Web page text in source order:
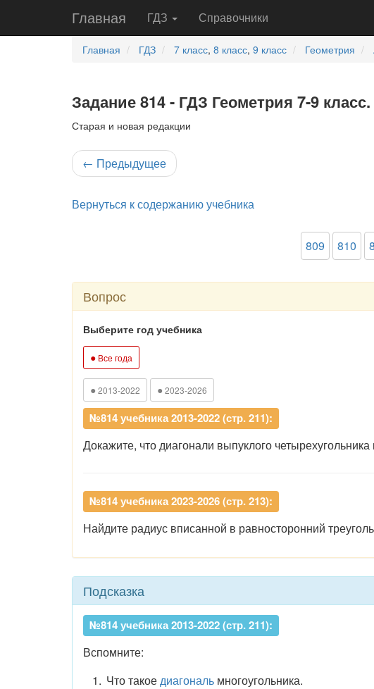
Главная ГДЗ Справочники
Главная ГДЗ 7 класс, 8 класс, 9 класс Геометрия
Задание 814 - ГДЗ Геометрия 7-9
Старая и новая редакции
← Предыдущее
Вернуться к содержанию учебника
809 810
Вопрос
Выберите год учебника
● Все года
● 2013-2022 ● 2023-2026
№814 учебника 2013-2022 (стр. 211):
Докажите, что диагонали выпуклого
№814 учебника 2023-2026 (стр. 213):
Найдите радиус вписанной в равносторонний
Подсказка
№814 учебника 2013-2022 (стр. 211):
Вспомните:
Что такоедиагональмногоугольника.